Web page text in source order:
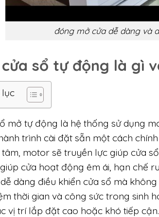
đóng mở cửa dễ dàng và
cửa sổ tự động là gì
lục
mở tự động là hệ thống sử dụng
trình cài đặt sẵn một cách
motor sẽ truyền lực giúp cửa
cửa hoạt động êm ái, hạn chế
dàng điều khiển cửa sổ mà
thời gian và công sức trong sinh
vị trí lắp đặt cao hoặc khó tiếp cận.